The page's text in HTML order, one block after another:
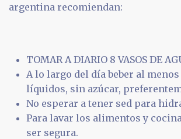
argentina recomiendan:
TOMAR A DIARIO 8 VASOS DE
A lo largo del día beber al
líquidos, sin azúcar,
No esperar a tener sed para
Para lavar los alimentos y
ser segura.